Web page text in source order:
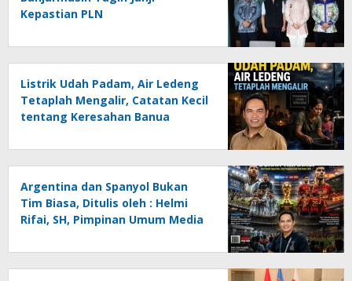
Kepastian PLN
Listrik Udah Padam, Air Ledeng
Tetaplah Mengalir, Catatan Kecil
tentang Keresahan Banua
Ancaman Lingkungan, Oleh :
Helmi Rifai, SH
Argentina dan Spanyol Bukan
Tim Biasa, Ditulis oleh : Helmi
Rifai, SH, Pimpinan Umum Media